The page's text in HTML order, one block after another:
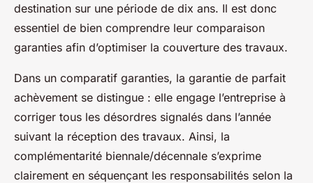
destination sur une période de dix ans. Il est donc
essentiel de bien comprendre leur comparaison
garanties afin d’optimiser la couverture des travaux.
Dans un comparatif garanties, la garantie de parfait
achèvement se distingue : elle engage l’entreprise à
corriger tous les désordres signalés dans l’année
suivant la réception des travaux. Ainsi, la
complémentarité biennale/décennale s’exprime
clairement en séquençant les responsabilités selon la